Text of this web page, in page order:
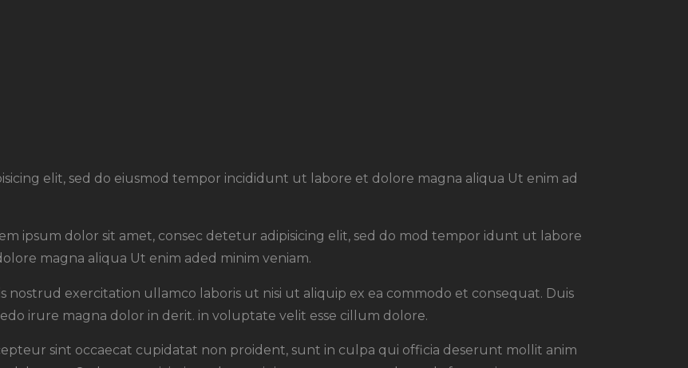
elit, sed do eiusmod tempor incididunt ut labore et dolore magna aliqua Ut enim ad
ipsum dolor sit amet, consec detetur adipisicing elit, sed do mod tempor idunt ut labore
magna aliqua Ut enim aded minim veniam.
nostrud exercitation ullamco laboris ut nisi ut aliquip ex ea commodo et consequat. Duis
irure magna dolor in derit. in voluptate velit esse cillum dolore.
sint occaecat cupidatat non proident, sunt in culpa qui officia deserunt mollit anim